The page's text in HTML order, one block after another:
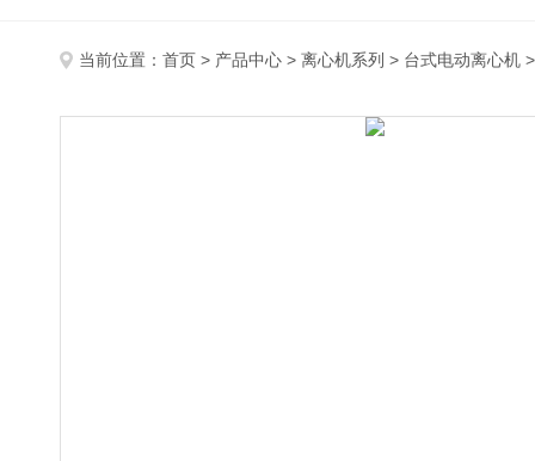
当前位置： 首页 > 产品中心 > 离心机系列 > 台式电动离心机